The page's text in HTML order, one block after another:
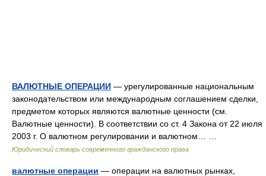
ВАЛЮТНЫЕ ОПЕРАЦИИ — урегулированные национальным
законодательством или международным соглашением сделки,
предметом которых являются валютные ценности (см.
Валютные ценности). В соответствии со ст. 4 Закона от 22 июля
2003 г. О валютном регулировании и валютном… …
Юридический словарь современного гражданского права
валютные операции — операции на валютных рынках,